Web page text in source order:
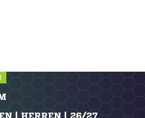
| HERREN | 26/27